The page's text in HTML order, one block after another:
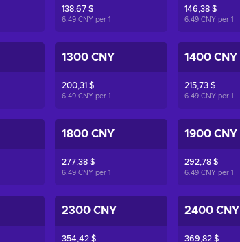
138,67 $
6.49 CNY per 1
146,38 $
6.49 CNY per1
1300 CNY
200,31 $
6.49 CNY per 1
1400 CNY
215,73 $
6.49 CNY per1
1800 CNY
277,38 $
6.49 CNY per 1
1900 CNY
292,78 $
6.49 CNY per1
2300 CNY
354,42 $
2400 CNY
369,82 $